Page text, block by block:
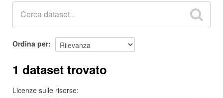
Ordina per
1 dataset trovato
Licenze sulle risorse: